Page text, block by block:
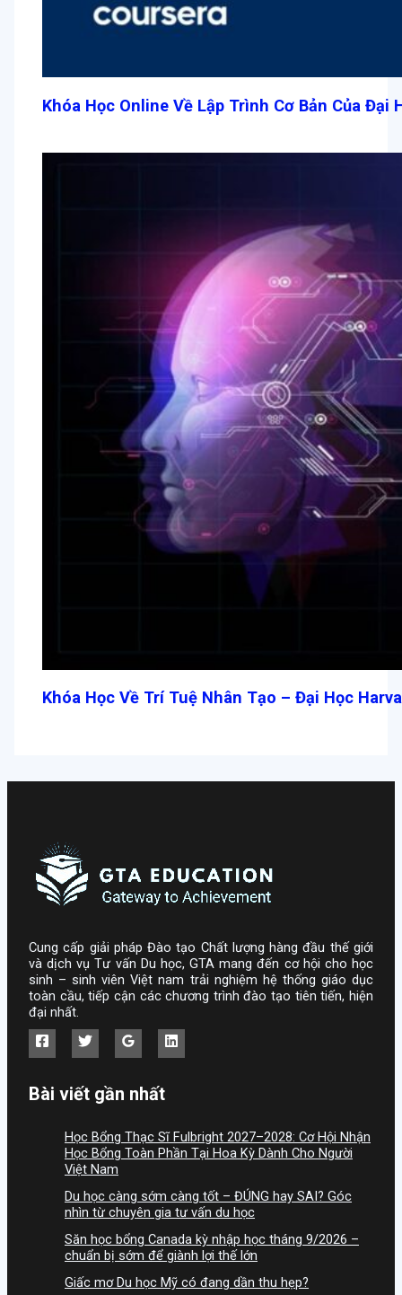
Khóa Học Online Về Lập Trình Cơ Bản Của Đại
Khóa Học Về Trí Tuệ Nhân Tạo – Đại Học
Cung cấp giải pháp Đào tạo Chất lượng hàng đầu thế giới
và dịch vụ Tư vấn Du học, GTA mang đến cơ hội cho học
sinh – sinh viên Việt nam trải nghiệm hệ thống giáo dục
toàn cầu, tiếp cận các chương trình đào tạo tiên tiến, hiện
đại nhất.
Bài viết gần nhất
Học Bổng Thạc Sĩ Fulbright 2027–2028: Cơ Hội Nhận
Học Bổng Toàn Phần Tại Hoa Kỳ Dành Cho Người
Việt Nam
Du học càng sớm càng tốt – ĐÚNG hay SAI? Góc
nhìn từ chuyên gia tư vấn du học
Săn học bổng Canada kỳ nhập học tháng 9/2026 –
chuẩn bị sớm để giành lợi thế lớn
Giấc mơ Du học Mỹ có đang dần thu hẹp?